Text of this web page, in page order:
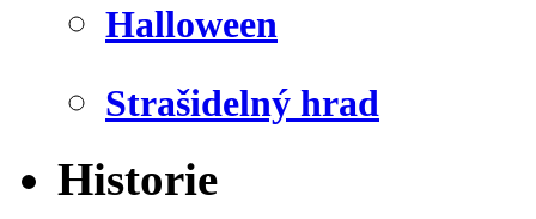
Halloween
Strašidelný hrad
Historie